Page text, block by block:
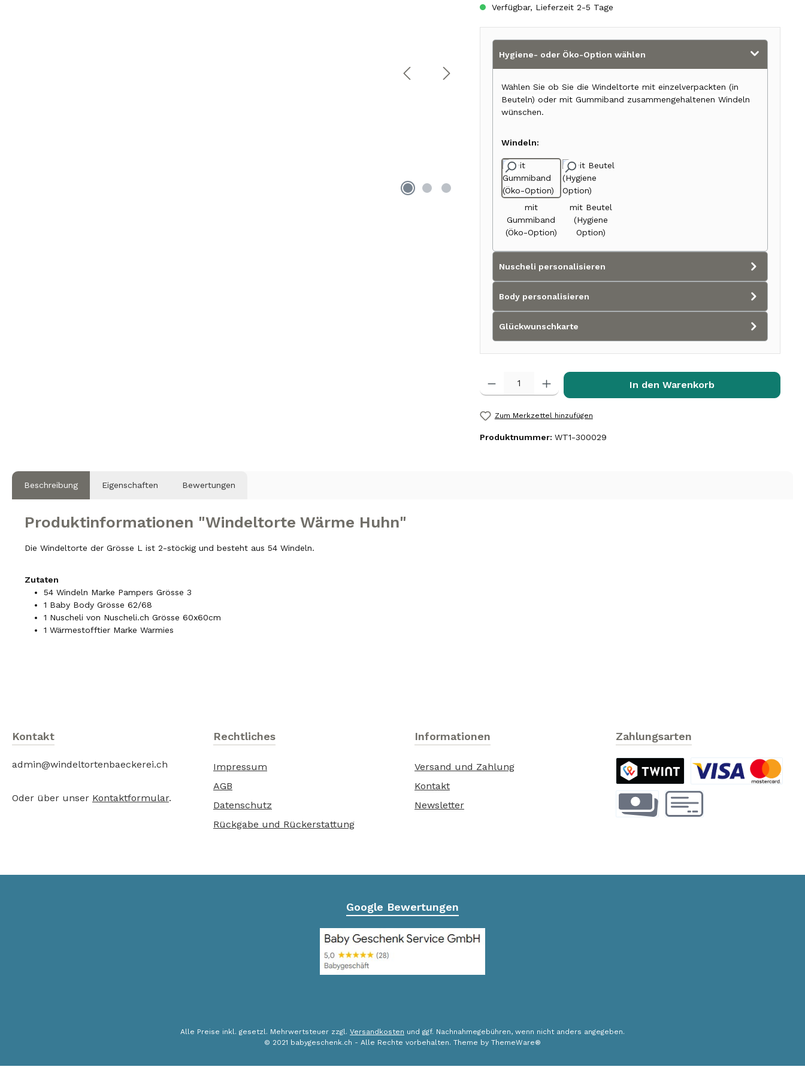
Verfügbar, Lieferzeit 2-5 Tage
Hygiene- oder Öko-Option wählen
Wählen Sie ob Sie die Windeltorte mit einzelverpackten (in
Beuteln) oder mit Gummiband zusammengehaltenen Windeln
wünschen.
Windeln:
mit
Gummiband
(Öko-Option)
mit Beutel
(Hygiene
Option)
Nuscheli personalisieren
Body personalisieren
Glückwunschkarte
Produkt Anzahl: Gib den gewünschten Wert ein oder benutze die
In den Warenkorb
Zum Merkzettel hinzufügen
Produktnummer: WT1-300029
Beschreibung Eigenschaften Bewertungen
Produktinformationen "Windeltorte Wärme Huhn"
Die Windeltorte der Grösse L ist 2-stöckig und besteht aus 54 Windeln.
Zutaten
54 Windeln Marke Pampers Grösse 3
1 Baby Body Grösse 62/68
1 Nuscheli von Nuscheli.ch Grösse 60x60cm
1 Wärmestofftier Marke Warmies
Kontakt
admin@windeltortenbaeckerei.ch
Oder über unser Kontaktformular.
Rechtliches
Impressum
AGB
Datenschutz
Rückgabe und Rückerstattung
Informationen
Versand und Zahlung
Kontakt
Newsletter
Zahlungsarten
TWINT Kreditkarte
Google Bewertungen
Alle Preise inkl. gesetzl. Mehrwertsteuer zzgl. Versandkosten und ggf. Nachnahmegebühren, wenn nicht anders angegeben.
© 2021 babygeschenk.ch - Alle Rechte vorbehalten. Theme by ThemeWare®